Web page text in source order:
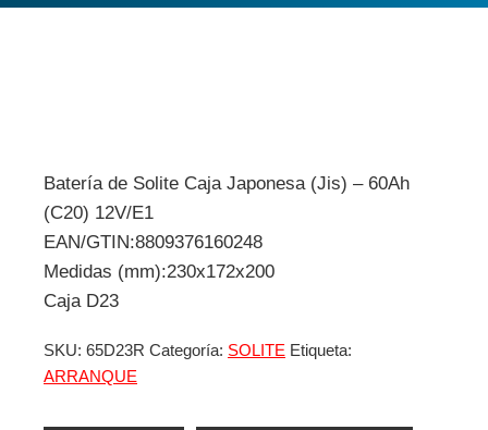
Batería de Solite Caja Japonesa (Jis) – 60Ah
(C20) 12V/E1
EAN/GTIN:8809376160248
Medidas (mm):230x172x200
Caja D23
SKU: 65D23R Categoría: SOLITE Etiqueta:
ARRANQUE